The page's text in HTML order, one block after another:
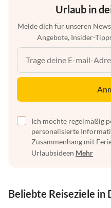
Urlaub in
Melde dich für unseren
Angebote, Insider-
Ich möchte regelmäßig
personalisierte
Zusammenhang mit
Urlaubsideen Mehr
Beliebte Reiseziele in